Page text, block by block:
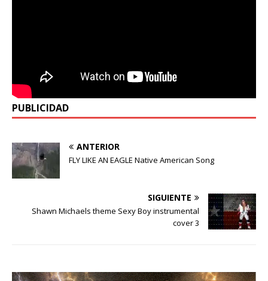
PUBLICIDAD
ANTERIOR
FLY LIKE AN EAGLE Native American Song
SIGUIENTE
Shawn Michaels theme Sexy Boy instrumental
cover 3